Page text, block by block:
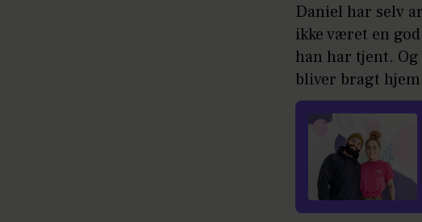
Daniel har selv
ikke været en
han har tjent.
bliver bragt